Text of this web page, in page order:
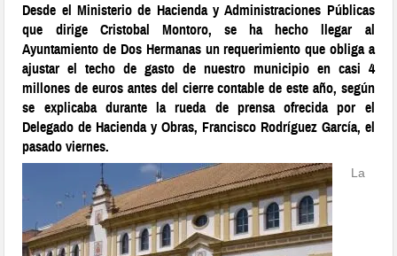
Desde el Ministerio de Hacienda y Administraciones Públicas
que dirige Cristobal Montoro, se ha hecho llegar al
Ayuntamiento de Dos Hermanas un requerimiento que obliga a
ajustar el techo de gasto de nuestro municipio en casi 4
millones de euros antes del cierre contable de este año, según
se explicaba durante la rueda de prensa ofrecida por el
Delegado de Hacienda y Obras, Francisco Rodríguez García, el
pasado viernes.
La